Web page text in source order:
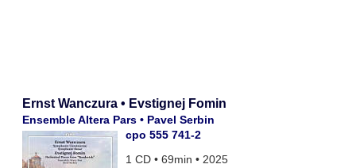
Ernst Wanczura • Evstignej Fomin
Ensemble Altera Pars • Pavel Serbin
cpo 555 741-2
1 CD • 69min • 2025